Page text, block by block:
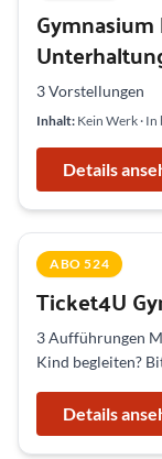
Gymnasium
3 Vorstellungen
Inhalt: Kein Werk · In
Details
ABO 524
Ticket4U
3 Aufführungen
Kind begleiten?
Details